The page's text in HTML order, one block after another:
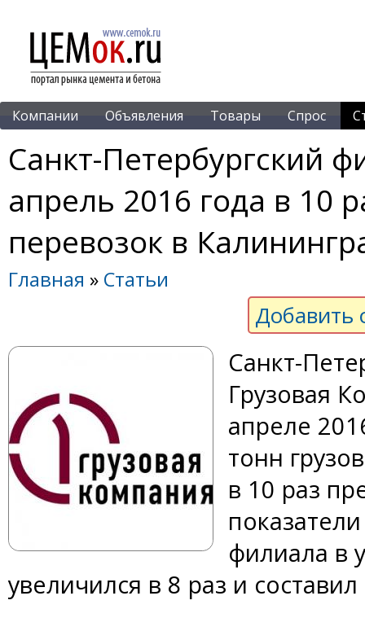
Компании Объявления Товары Спрос
Санкт-Петербургский
апрель 2016 года в 10
перевозок в
Главная » Статьи
Добавить
Санкт-
Грузовая
апреле
тонн
в 10 раз
филиала в
увеличился в 8 раз и